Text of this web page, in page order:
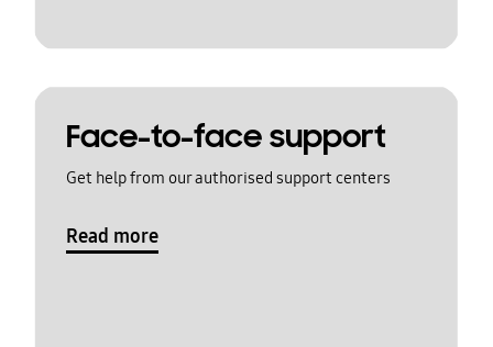
Face-to-face support
Get help from our authorised support centers
Read more